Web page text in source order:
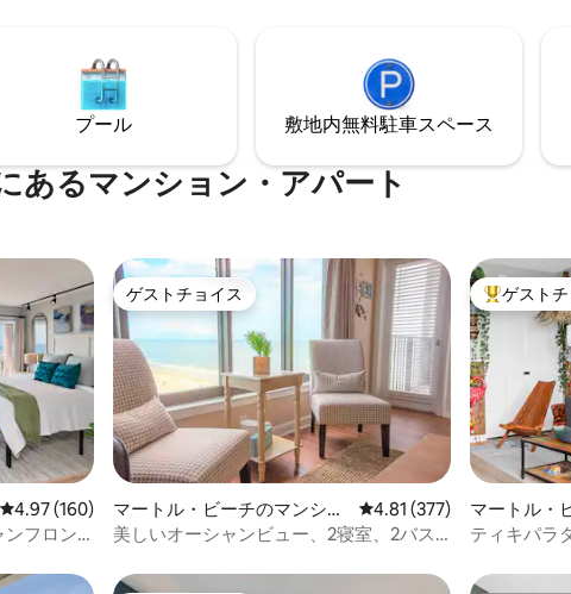
ービーナイトに最適です。息をのむよう
な日の出を眺めながら広い専用バルコニ
ーで充実した時間を過ごしたり、ビーチ
ウォークに行ったりしてください。徒歩
圏内にはボードウォーク、食事、エンタ
ーテイメントがあります。なんて楽しみ
でしょう 🏖️
プール 敷地内無料駐⁠車ス⁠ペ⁠ー⁠ス
あるマンション・アパート
レビュー160件、5つ星中4.97つ星の平均評価
4.97 (160)
フロン
ゲストチョイス
ゲストチョイス
マートル・ビーチのマンショ
ン・アパート
レビュー377件、5つ星中
4.81 (377)
美しいオーシャンビュー、2寝室、2バス
大好評のゲ
ゲスト
マートル・
ン・アパー
ティキパラ